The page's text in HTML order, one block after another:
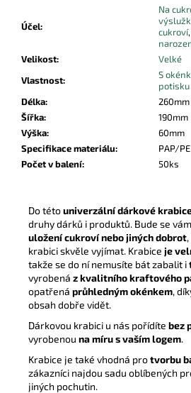
Do tétouniverzální dárkové
druhy dárků i produktů. Bude se
uložení cukroví nebo jiných dobrot
krabici skvěle vyjímat. Krabice je
takže se do ní nemusíte bát zabalit i
vyrobená z kvalitního kraftového
opatřená průhledným okénkem,
obsah dobře vidět.
Dárkovou krabici u nás pořídíte bez
vyrobenou na míru s vaším logem.
Krabice je také vhodná protvorbu
zákazníci najdou sadu oblíbených
jiných pochutin.
Účel:
Na
cukroví,
Velikost:
Velké
Vlastnost: S
potisku
Délka:
260mm
Šířka:
190mm
Výška:
60mm
Specifikace materiálu:
PAP/PE
Počet v balení: 50ks